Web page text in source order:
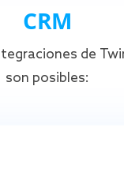
CRM
de
son posibles: